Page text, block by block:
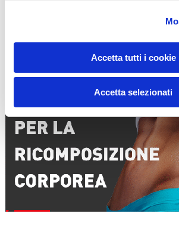
Accetta tutti i cookie
Accetta selezionati
15WORKOUT SCARICA ORA